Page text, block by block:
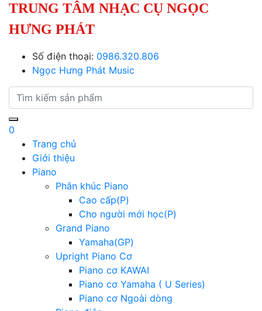
TRUNG TÂM NHẠC CỤ NGỌC
HƯNG PHÁT
Số điện thoại: 0986.320.806
Ngọc Hưng Phát Music
0
Trang chủ
Giới thiệu
Piano
Phân khúc Piano
Cao cấp(P)
Cho người mới học(P)
Grand Piano
Yamaha(GP)
Upright Piano Cơ
Piano cơ KAWAI
Piano cơ Yamaha ( U Series)
Piano cơ Ngoài dòng